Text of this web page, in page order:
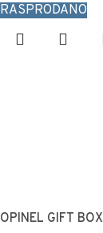
RASPRODANO
OPINEL GIFT BOX